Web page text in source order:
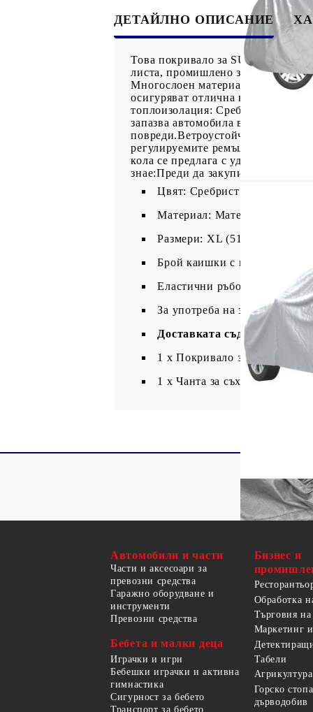
ДЕТАЙЛНО ОПИСАНИЕ
Това покривало за SUV
листа, промишлено замърсяване
Многослоен материал:
осигуряват отлична
топлоизолация: Сребристата
запазва автомобила ви по-
повреди.Ветроустойчив дизайн:
регулируемите ремъци с
кола се предлага с удобна чанта
знае:Преди да закупите, моля
Цвят: Сребрист
Материал: Материя PEVA,
Размери: XL (511 x 199 x
Брой каишки с катарами: 3
Еластични ръбове отпред и
За употреба на закрито и
Доставката съдържа:
1 x Покривало за кола
1 х Чанта за съхранение
Автомобили и части
Части и аксесоари за
превозни средства
Гаражно оборудване и
инструменти
Превозни средства
Бебета и малки деца
Играчки и игри
Бебешки играчки и активна
гимнастика
Сигурност за бебето
Транспорт за бебето
Бизнес и
Обработка
Търговия
Маркетинг
Табели
Агрикултура
Горско
дърводобив